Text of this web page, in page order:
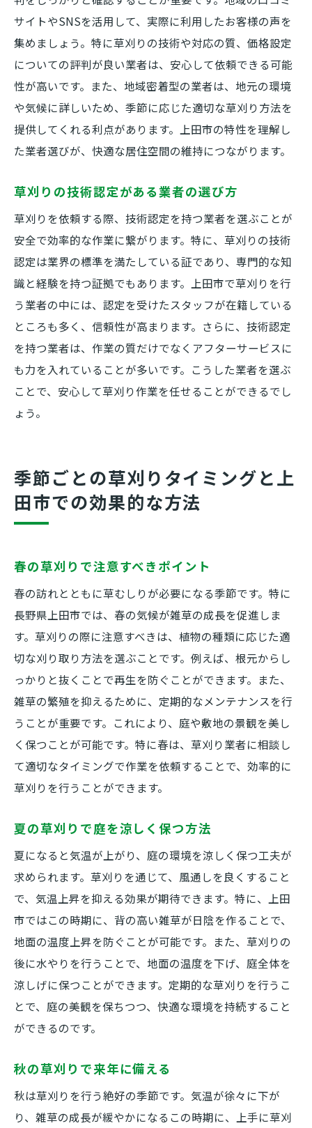
サイトやSNSを活用して、実際に利用したお客様の声を
集めましょう。特に草刈りの技術や対応の質、価格設定
についての評判が良い業者は、安心して依頼できる可能
性が高いです。また、地域密着型の業者は、地元の環境
や気候に詳しいため、季節に応じた適切な草刈り方法を
提供してくれる利点があります。上田市の特性を理解し
た業者選びが、快適な居住空間の維持につながります。
草刈りの技術認定がある業者の選び方
草刈りを依頼する際、技術認定を持つ業者を選ぶことが
安全で効率的な作業に繋がります。特に、草刈りの技術
認定は業界の標準を満たしている証であり、専門的な知
識と経験を持つ証拠でもあります。上田市で草刈りを行
う業者の中には、認定を受けたスタッフが在籍している
ところも多く、信頼性が高まります。さらに、技術認定
を持つ業者は、作業の質だけでなくアフターサービスに
も力を入れていることが多いです。こうした業者を選ぶ
ことで、安心して草刈り作業を任せることができるでし
ょう。
季節ごとの草刈りタイミングと上
田市での効果的な方法
春の草刈りで注意すべきポイント
春の訪れとともに草むしりが必要になる季節です。特に
長野県上田市では、春の気候が雑草の成長を促進しま
す。草刈りの際に注意すべきは、植物の種類に応じた適
切な刈り取り方法を選ぶことです。例えば、根元からし
っかりと抜くことで再生を防ぐことができます。また、
雑草の繁殖を抑えるために、定期的なメンテナンスを行
うことが重要です。これにより、庭や敷地の景観を美し
く保つことが可能です。特に春は、草刈り業者に相談し
て適切なタイミングで作業を依頼することで、効率的に
草刈りを行うことができます。
夏の草刈りで庭を涼しく保つ方法
夏になると気温が上がり、庭の環境を涼しく保つ工夫が
求められます。草刈りを通じて、風通しを良くすること
で、気温上昇を抑える効果が期待できます。特に、上田
市ではこの時期に、背の高い雑草が日陰を作ることで、
地面の温度上昇を防ぐことが可能です。また、草刈りの
後に水やりを行うことで、地面の温度を下げ、庭全体を
涼しげに保つことができます。定期的な草刈りを行うこ
とで、庭の美観を保ちつつ、快適な環境を持続すること
ができるのです。
秋の草刈りで来年に備える
秋は草刈りを行う絶好の季節です。気温が徐々に下が
り、雑草の成長が緩やかになるこの時期に、上手に草刈